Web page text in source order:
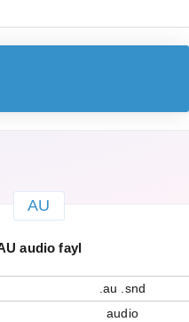
AU
audio fayl
.au .snd
audio